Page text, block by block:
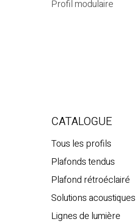
Profil modulaire
CATALOGUE
Tous les profils
Plafonds tendus
Plafond rétroéclairé
Solutions acoustiques
Lignes de lumière